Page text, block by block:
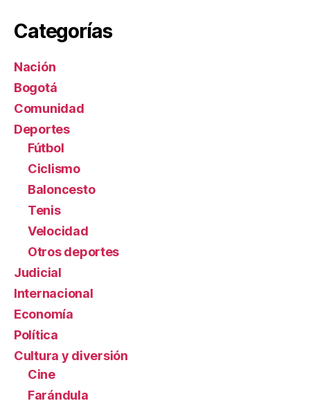
Categorías
Nación
Bogotá
Comunidad
Deportes
Fútbol
Ciclismo
Baloncesto
Tenis
Velocidad
Otros deportes
Judicial
Internacional
Economía
Política
Cultura y diversión
Cine
Farándula